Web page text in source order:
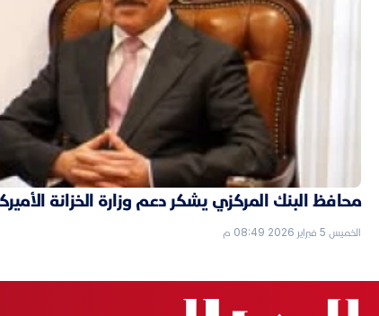
محافظ البنك المركزي يشكر دعم وزارة الخزانة
الخميس 5 فبراير 2026 08:49 م